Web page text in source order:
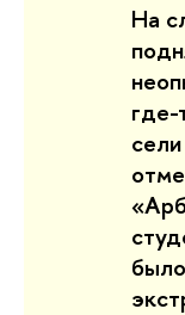
На
где-
«